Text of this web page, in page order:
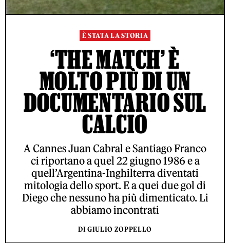
È STATA LA STORIA
‘THE MATCH’ È
MOLTO PIÙ DI UN
DOCUMENTARIO SUL
CALCIO
A Cannes Juan Cabral e Santiago Franco
ci riportano a quel 22 giugno 1986 e a
quell’Argentina-Inghilterra diventati
mitologia dello sport. E a quei due gol di
Diego che nessuno ha più dimenticato. Li
abbiamo incontrati
DI GIULIO ZOPPELLO